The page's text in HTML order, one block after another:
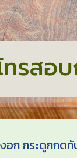
อก กระดูกกดทั